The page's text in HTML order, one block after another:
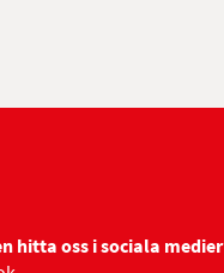
hitta oss i sociala medier